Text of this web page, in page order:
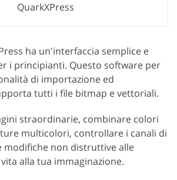
QuarkXPress
ha un'interfaccia semplice e
i principianti. Questo software per
di importazione ed
tutti i file bitmap e vettoriali.
straordinarie, combinare colori
multicolori, controllare i canali di
modifiche non distruttive alle
alla tua immaginazione.